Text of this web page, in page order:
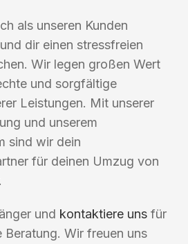
als unseren Kunden
dir einen stressfreien
Wir legen großen Wert
und sorgfältige
Leistungen. Mit unserer
und unserem
sind wir dein
für deinen Umzug von
und kontaktiere uns für
Beratung. Wir freuen uns